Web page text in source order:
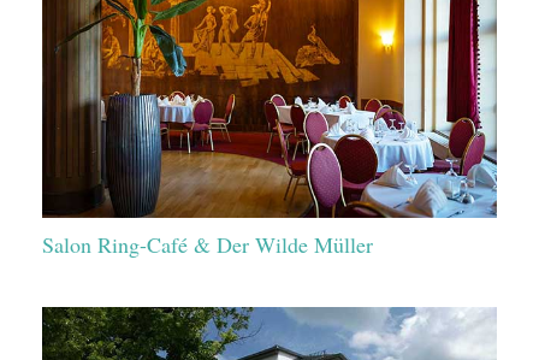
Salon Ring-Café & Der Wilde Müller